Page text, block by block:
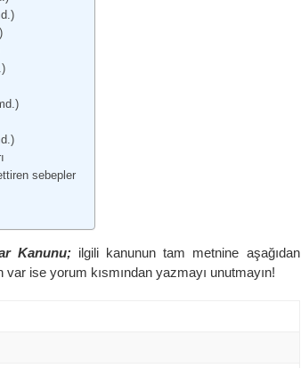
sebepler
Kanunu; ilgili kanunun tam metnine aşağıdan
ise yorum kısmından yazmayı unutmayın!